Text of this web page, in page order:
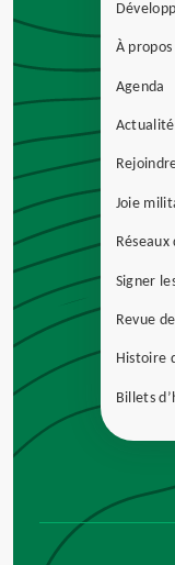
À propos
Agenda
Joie
Réseaux
Signer
Revue
Histoire
Billets